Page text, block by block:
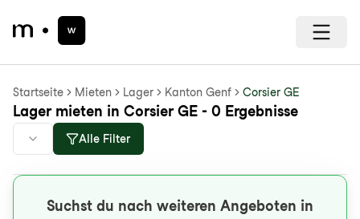
Startseite Mieten Lager Kanton Genf Corsier GE
Lager mieten in Corsier GE - 0 Ergebnisse
Alle Filter
Suchst du nach weiteren Angeboten in